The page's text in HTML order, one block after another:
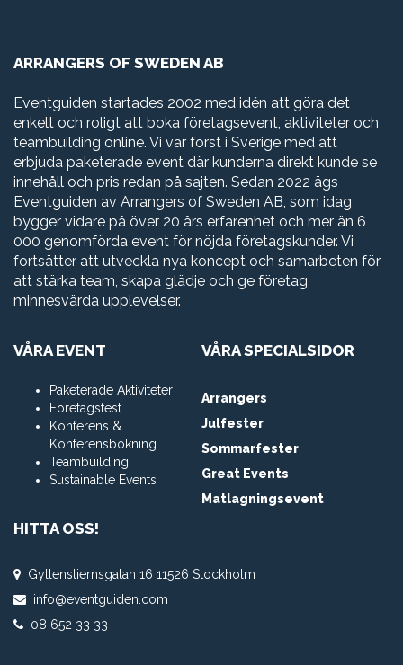
ARRANGERS OF SWEDEN AB
Eventguiden startades 2002 med idén att göra det
enkelt och roligt att boka företagsevent, aktiviteter och
teambuilding online. Vi var först i Sverige med att
erbjuda paketerade event där kunderna direkt kunde se
innehåll och pris redan på sajten. Sedan 2022 ägs
Eventguiden av Arrangers of Sweden AB, som idag
bygger vidare på över 20 års erfarenhet och mer än 6
000 genomförda event för nöjda företagskunder. Vi
fortsätter att utveckla nya koncept och samarbeten för
att stärka team, skapa glädje och ge företag
minnesvärda upplevelser.
VÅRA EVENT
Paketerade Aktiviteter
Företagsfest
Konferens &
Konferensbokning
Teambuilding
Sustainable Events
VÅRA SPECIALSIDOR
Arrangers
Julfester
Sommarfester
Great Events
Matlagningsevent
HITTA OSS!
Gyllenstiernsgatan 16 11526 Stockholm
info@eventguiden.com
08 652 33 33